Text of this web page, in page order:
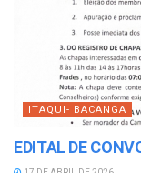
ITAQUI- BACANGA
EDITAL DE